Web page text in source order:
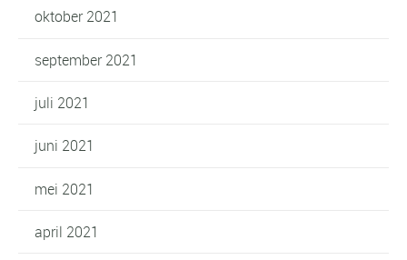
oktober 2021
september 2021
juli 2021
juni 2021
mei 2021
april 2021